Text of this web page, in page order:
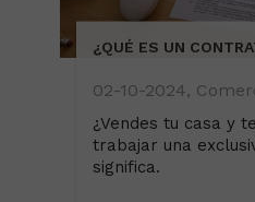
02-10-2024,
¿Vendes tu casa y
trabajar una
significa.